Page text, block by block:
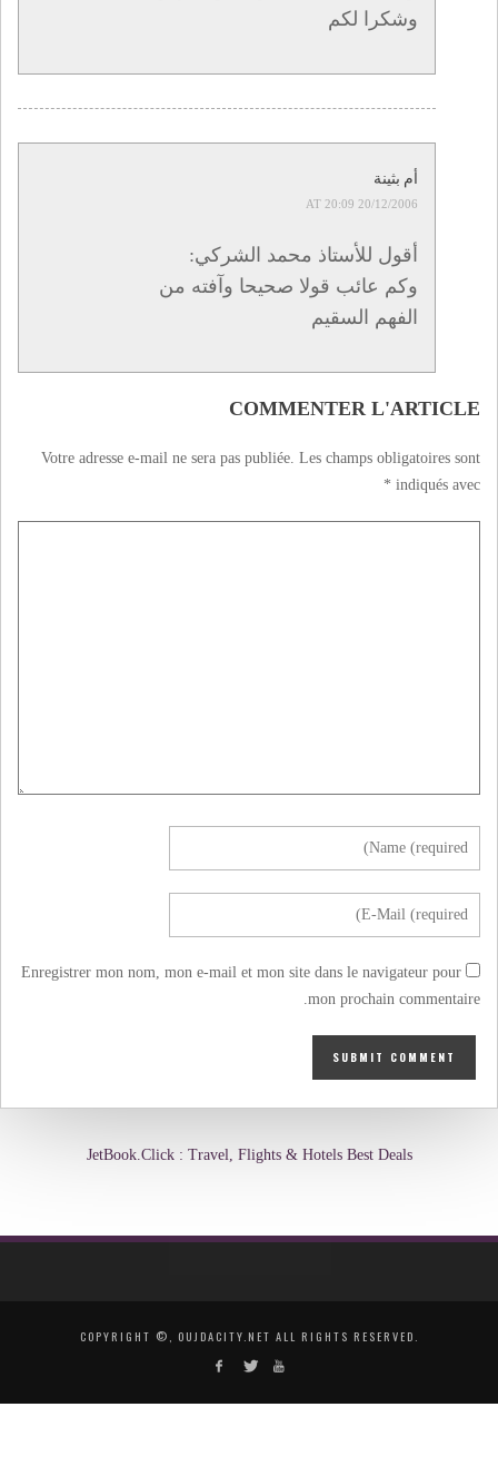
وشكرا لكم
أم بثينة
20/12/2006 AT 20:09
أقول للأستاذ محمد الشركي:
وكم عائب قولا صحيحا وآفته من
الفهم السقيم
COMMENTER L'ARTICLE
Votre adresse e-mail ne sera pas publiée. Les champs obligatoires sont
indiqués avec
*
Enregistrer mon nom, mon e-mail et mon site dans le navigateur pour
mon prochain commentaire.
JetBook.Click : Travel, Flights & Hotels Best Deals
COPYRIGHT ©, OUJDACITY.NET ALL RIGHTS RESERVED.